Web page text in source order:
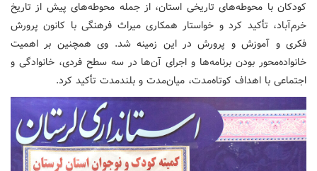
کودکان با محوطه‌های تاریخی استان، از جمله محوطه‌های پیش از تاریخ
خرم‌آباد، تأکید کرد و خواستار همکاری میراث فرهنگی با کانون پرورش
فکری و آموزش و پرورش در این زمینه شد. وی همچنین بر اهمیت
خانواده‌محور بودن برنامه‌ها و اجرای آن‌ها در سه سطح فردی، خانوادگی و
اجتماعی با اهداف کوتاه‌مدت، میان‌مدت و بلندمدت تأکید کرد.